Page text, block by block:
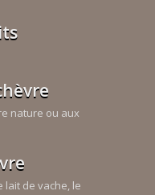
nature ou aux
lait de vache, le